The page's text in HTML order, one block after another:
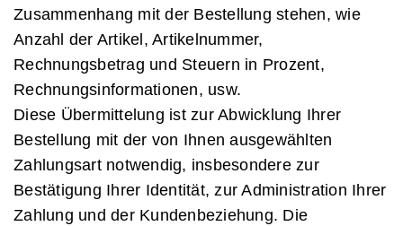
Zusammenhang mit der Bestellung stehen, wie
Anzahl der Artikel, Artikelnummer,
Rechnungsbetrag und Steuern in Prozent,
Rechnungsinformationen, usw.
Diese Übermittelung ist zur Abwicklung Ihrer
Bestellung mit der von Ihnen ausgewählten
Zahlungsart notwendig, insbesondere zur
Bestätigung Ihrer Identität, zur Administration Ihrer
Zahlung und der Kundenbeziehung. Die